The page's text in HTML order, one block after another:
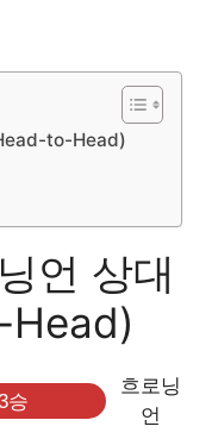
to-Head)
언 상대
승
흐로닝
언